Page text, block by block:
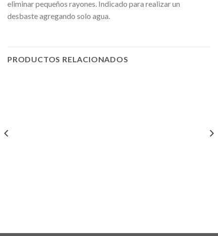
eliminar pequeños rayones. Indicado para realizar un
desbaste agregando solo agua.
PRODUCTOS RELACIONADOS